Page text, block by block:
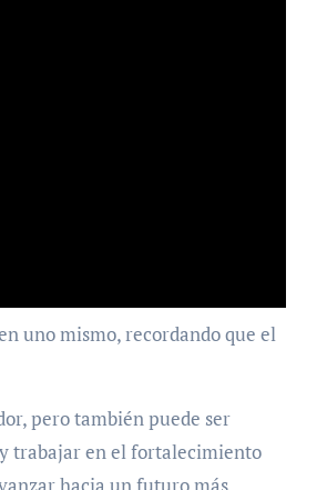
uno mismo, recordando que el
pero también puede ser
trabajar en el fortalecimiento